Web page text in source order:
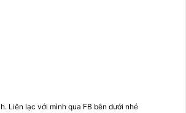
Liên lạc với mình qua FB bên dưới nhé